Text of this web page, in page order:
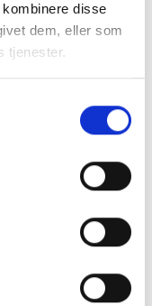
disse
dem, eller som
tjenester.